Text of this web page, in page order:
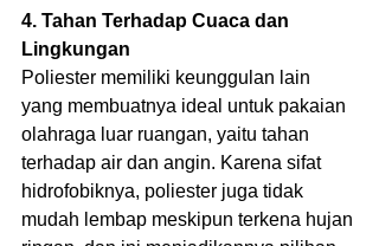
4. Tahan Terhadap Cuaca dan
Lingkungan
Poliester memiliki keunggulan lain
yang membuatnya ideal untuk pakaian
olahraga luar ruangan, yaitu tahan
terhadap air dan angin. Karena sifat
hidrofobiknya, poliester juga tidak
mudah lembap meskipun terkena hujan